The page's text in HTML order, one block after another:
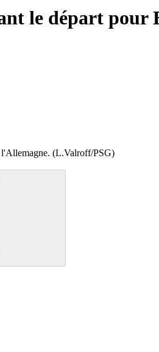
le départ pour
l'Allemagne. (L.Valroff/PSG)